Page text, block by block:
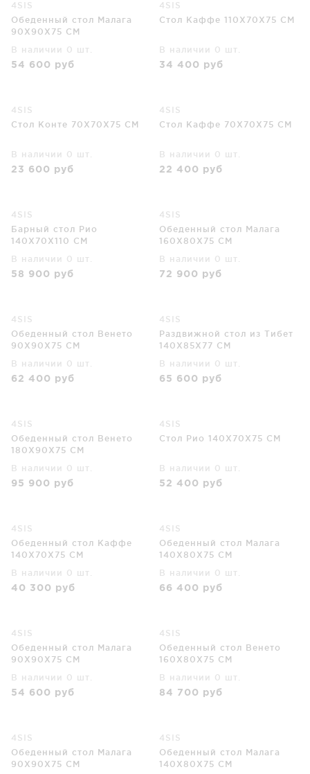
4SIS
Обеденный стол Малага
90X90X75 CM
В наличии 0 шт.
54 600 руб
4SIS
Стол Каффе 110X70X75 CM
В наличии 0 шт.
34 400 руб
4SIS
Стол Конте 70X70X75 CM
В наличии 0 шт.
23 600 руб
4SIS
Стол Каффе 70X70X75 CM
В наличии 0 шт.
22 400 руб
4SIS
Барный стол Рио
140X70X110 CM
В наличии 0 шт.
58 900 руб
4SIS
Обеденный стол Малага
160X80X75 CM
В наличии 0 шт.
72 900 руб
4SIS
Обеденный стол Венето
90X90X75 CM
В наличии 0 шт.
62 400 руб
4SIS
Раздвижной стол из Тибет
140X85X77 CM
В наличии 0 шт.
65 600 руб
4SIS
Обеденный стол Венето
180X90X75 CM
В наличии 0 шт.
95 900 руб
4SIS
Стол Рио 140X70X75 CM
В наличии 0 шт.
52 400 руб
4SIS
Обеденный стол Каффе
140X70X75 CM
В наличии 0 шт.
40 300 руб
4SIS
Обеденный стол Малага
140X80X75 CM
В наличии 0 шт.
66 400 руб
4SIS
Обеденный стол Малага
90X90X75 CM
В наличии 0 шт.
54 600 руб
4SIS
Обеденный стол Венето
160X80X75 CM
В наличии 0 шт.
84 700 руб
4SIS
Обеденный стол Малага
90X90X75 CM
4SIS
Обеденный стол Малага
140X80X75 CM